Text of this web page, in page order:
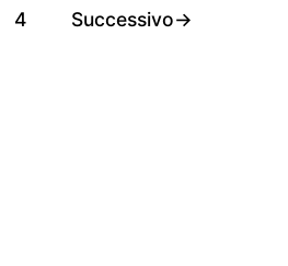
4 Successivo→